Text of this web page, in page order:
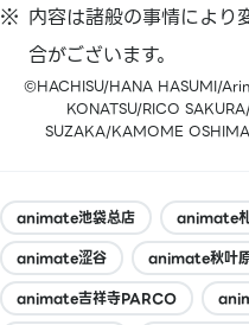
内容は諸般の事情により
合がございます。
©HACHISU/HANA HASUMI/
KONATSU/RICO
SUZAKA/KAMOME
animate池袋总店 animate
animate涩谷
animate秋叶
animate吉祥寺PARCO